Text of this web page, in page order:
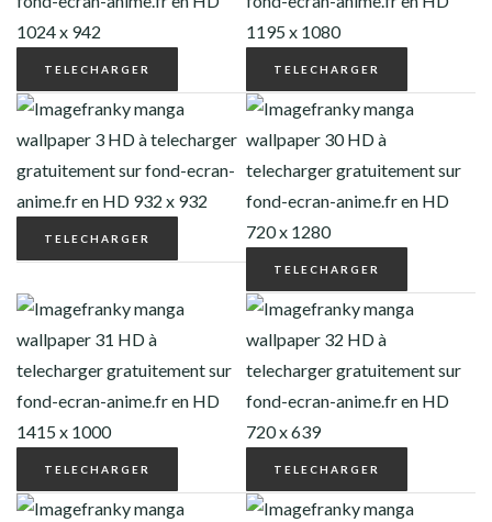
TELECHARGER TELECHARGER
TELECHARGER
TELECHARGER
TELECHARGER TELECHARGER